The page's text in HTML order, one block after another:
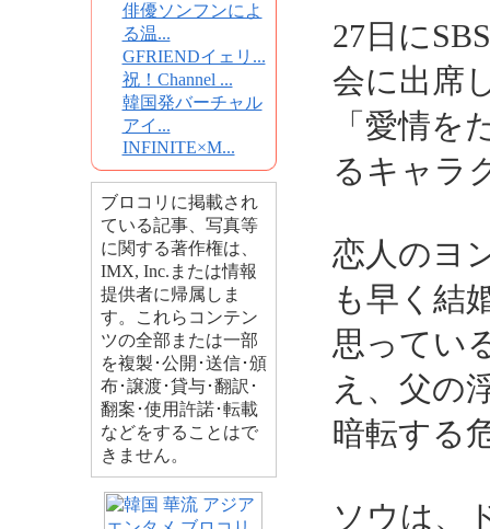
俳優ソンフンによ
る温...
GFRIENDイェリ...
祝！Channel ...
韓国発バーチャル
アイ...
INFINITE×M...
ブロコリに掲載され
ている記事、写真等
に関する著作権は、
IMX, Inc.または情報
提供者に帰属しま
す。これらコンテン
ツの全部または一部
を複製･公開･送信･頒
布･譲渡･貸与･翻訳･
翻案･使用許諾･転載
などをすることはで
きません。
27日に
会に出席
「愛情
るキャラ
恋人のヨ
も早く結
思ってい
え、父の
暗転する
ソウは、